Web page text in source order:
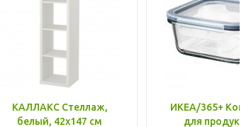
КАЛЛАКС Стеллаж,
белый, 42x147 см
ИКЕА/365+
для